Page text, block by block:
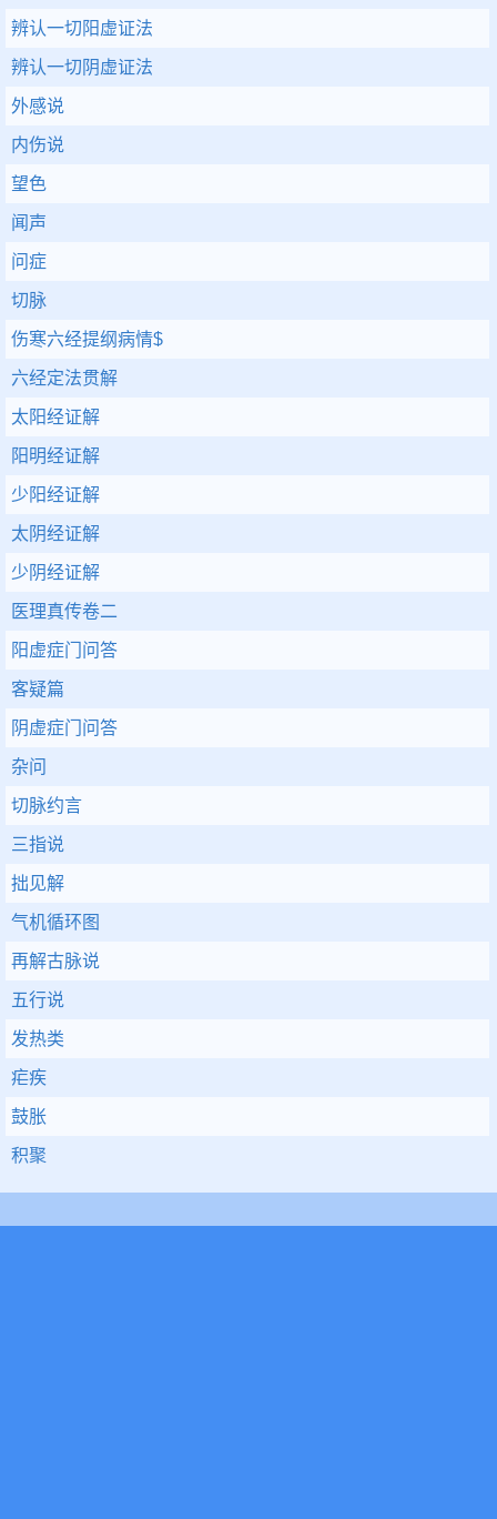
辨认一切阳虚证法
辨认一切阴虚证法
外感说
内伤说
望色
闻声
问症
切脉
伤寒六经提纲病情$
六经定法贯解
太阳经证解
阳明经证解
少阳经证解
太阴经证解
少阴经证解
医理真传卷二
阳虚症门问答
客疑篇
阴虚症门问答
杂问
切脉约言
三指说
拙见解
气机循环图
再解古脉说
五行说
发热类
疟疾
鼓胀
积聚